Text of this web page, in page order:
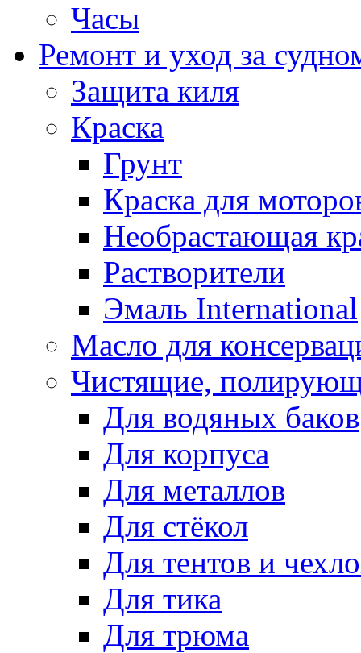
Часы
Ремонт и уход за
Защита киля
Краска
Грунт
Краска для
Необрастающая
Растворители
Эмаль International
Масло для
Чистящие,
Для водяных баков
Для корпуса
Для металлов
Для стёкол
Для тентов и
Для тика
Для трюма